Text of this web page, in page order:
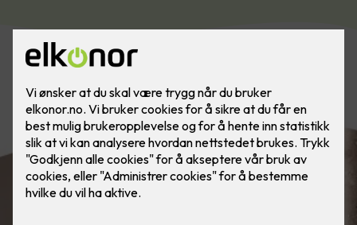
Belysning på badet etter døgnets
tider